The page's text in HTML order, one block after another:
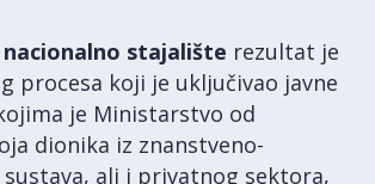
nacionalno stajalište rezultat je
procesa koji je uključivao javne
je Ministarstvo od
dionika iz znanstveno-
ali i privatnog sektora,